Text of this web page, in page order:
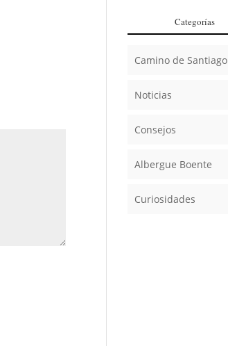
Categorías
Camino de Santiago
Noticias
Consejos
Albergue Boente
Curiosidades